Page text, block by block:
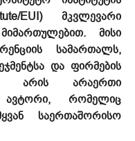
EUI) მკვლევარი
მისი
სამართალს,
და ფირმების
არის არაერთი
ავტორი, რომელიც
საერთაშორისო